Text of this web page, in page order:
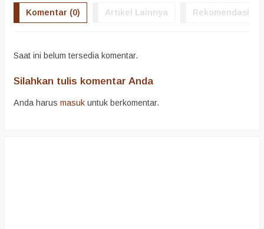
Komentar (0) Artikel Lainnya Rekomendasi
Saat ini belum tersedia komentar.
Silahkan tulis komentar Anda
Anda harus masuk untuk berkomentar.